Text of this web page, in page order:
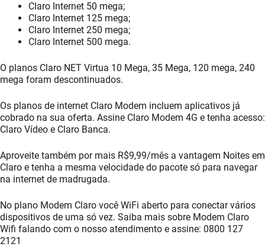
Claro Internet 50 mega;
Claro Internet 125 mega;
Claro Internet 250 mega;
Claro Internet 500 mega.
O planos Claro NET Virtua 10 Mega, 35 Mega, 120 mega, 240
mega foram descontinuados.
Os planos de internet Claro Modem incluem aplicativos já
cobrado na sua oferta. Assine Claro Modem 4G e tenha acesso:
Claro Vídeo e Claro Banca.
Aproveite também por mais R$9,99/mês a vantagem Noites em
Claro e tenha a mesma velocidade do pacote só para navegar
na internet de madrugada.
No plano Modem Claro você WiFi aberto para conectar vários
dispositivos de uma só vez. Saiba mais sobre Modem Claro
Wifi falando com o nosso atendimento e assine: 0800 127
2121